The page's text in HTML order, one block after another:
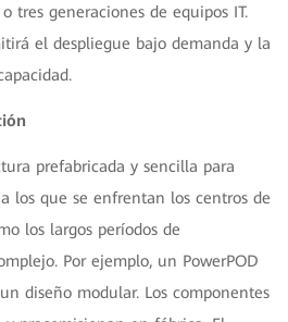
tres generaciones de equipos IT.
el despliegue bajo demanda y la
prefabricada y sencilla para
los que se enfrentan los centros de
los largos períodos de
Por ejemplo, un PowerPOD
diseño modular. Los componentes